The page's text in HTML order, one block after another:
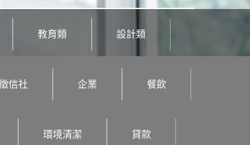
教育類 設計類
信社 企業 餐飲
環境清潔 貸款